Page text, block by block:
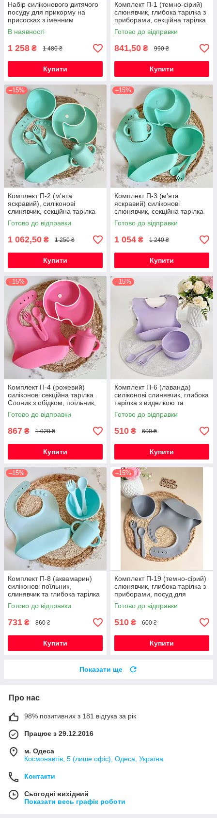
Набір силіконового дитячого
посуду для прикорму на
присосках з іменним
гризунком Олень
В наявності
1 258 ₴ 1 480 ₴
Купити
Комплект П-1 (темно-сірий)
слюнявчик, глибока тарілка з
приборами, секційна тарілка
Слоник з обідком
Готово до відправки
841,50 ₴ 990 ₴
Купити
–15%
Комплект П-2 (м'ята
яскравий), силіконові
слинявчик, секційна тарілка
Слоник з обідком,
поїльник,глибока тарілка з
приборами
Готово до відправки
1 062,50 ₴ 1 250 ₴
Купити
–15%
Комплект П-3 (м'ята
яскравий) силіконові
слюнявчик, секційна тарілка
Слоник однотонний,
поїльник, глибока тарілка з
приборами
Готово до відправки
1 054 ₴ 1 240 ₴
Купити
–15%
Комплект П-4 (рожевий)
силіконові секційна тарілка
Слоник з обідком, поїльник,
слюнявчик, ложка та виделка
Готово до відправки
867 ₴ 1 020 ₴
Купити
–15%
Комплект П-6 (лаванда)
силіконові слинявчик, глибока
тарілка з виделкою та
ложкою, посуд для прикорму
Готово до відправки
510 ₴ 600 ₴
Купити
–15%
Комплект П-8 (аквамарин)
силіконові поїльник,
слинявчик та глибока тарілка
з приборами, посуд для
прикорму
Готово до відправки
731 ₴ 860 ₴
Купити
–15%
Комплект П-19 (темно-сірий)
слюнявчик, глибока тарілка з
приборами, посуд для
першого прикорму
Готово до відправки
510 ₴ 600 ₴
Купити
Показати ще
Про нас
98% позитивних з 181 відгука за рік
Працює з 29.12.2016
м. Одеса
Космонавтів, 5 (лише офіс), Одеса, Україна
Контакти
Сьогодні вихідний
Показати весь графік роботи